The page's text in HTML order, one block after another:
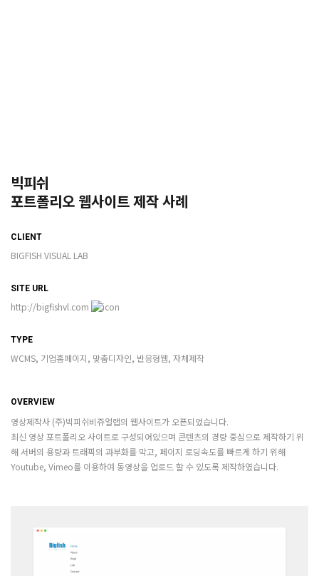
빅피쉬
포트폴리오 웹사이트 제작 사례
CLIENT
BIGFISH VISUAL LAB
SITE URL
http://bigfishvl.com
TYPE
WCMS, 기업홈페이지, 맞춤디자인, 반응형웹, 자체제작
OVERVIEW
영상제작사 (주)빅피쉬비쥬얼랩의 웹사이트가 오픈되었습니다.
최신 영상 포트폴리오 사이트로 구성되어있으며 콘텐츠의 경량 중심으로 제작하기 위
해 서버의 용량과 트래픽의 과부화를 막고, 페이지 로딩속도를 빠르게 하기 위해
Youtube, Vimeo를 이용하여 동영상을 업로드 할 수 있도록 제작하였습니다.